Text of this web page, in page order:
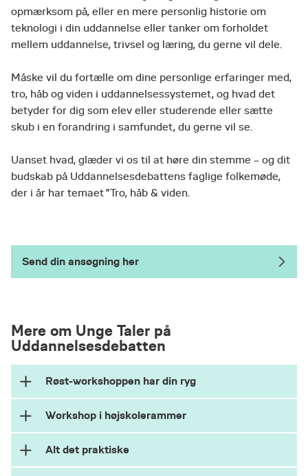
opmærksom på, eller en mere personlig historie om
teknologi i din uddannelse eller tanker om forholdet
mellem uddannelse, trivsel og læring, du gerne vil dele.
Måske vil du fortælle om dine personlige erfaringer med,
tro, håb og viden i uddannelsessystemet, og hvad det
betyder for dig som elev eller studerende eller sætte
skub i en forandring i samfundet, du gerne vil se.
Uanset hvad, glæder vi os til at høre din stemme – og dit
budskab på Uddannelsesdebattens faglige folkemøde,
der i år har temaet ”Tro, håb & viden.
Send din ansøgning her
Mere om Unge Taler på
Uddannelsesdebatten
Røst-workshoppen har din ryg
Vi hjælper dig gennem hele processen med at
skrive og holde en tale. Lige fra den første idé
og det sproglige arbejde til dit kropssprog og
den nervøsitet, der kan komme, når du skal tale
Workshop i højskolerammer
Du bliver indkvarteret i Skolebyen Nørre Nissum,
hvor du både skal overnatte og være med i
Alt det praktiske